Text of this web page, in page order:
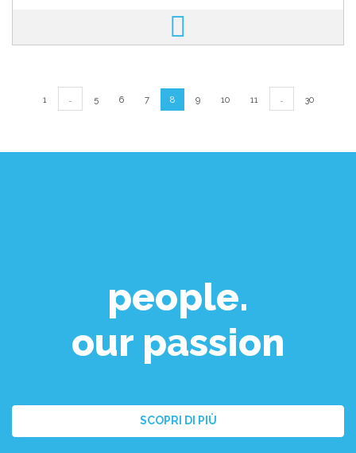
1 5 6 7 8 9 10 11 30
people.
our passion
SCOPRI DI PIÙ